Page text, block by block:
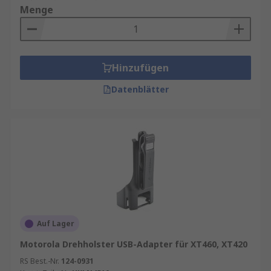
gewährleisten. Ohrhörer mit PTT (Push-to-Talk)-
Funktion bieten zusätzliche Flexibilität.
leerer Akku kann den gesamten Ablauf stören.
Daher sind Ersatzakkus ein Muss für längere
Einsätze. Hochleistungsakkus bieten eine
Ladegeräte und Mehrfachladestationen
erheblich. Für Teams mit mehreren Geräten sind
Mehrfachladestationen besonders praktisch – sie
sparen Platz und sorgen für Ordnung.
Tragezubehör
Gerät vor Stößen, während Schultergurte den
Tragekomfort erhöhen – ideal für lange
Menge
Hinzufügen
Datenblätter
Auf Lager
Motorola Drehholster USB-Adapter für XT460, XT420
RS Best.-Nr. 124-0931